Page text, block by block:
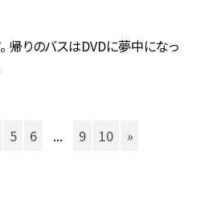
帰りのバスはDVDに夢中になっ
5 6 ... 9 10 »